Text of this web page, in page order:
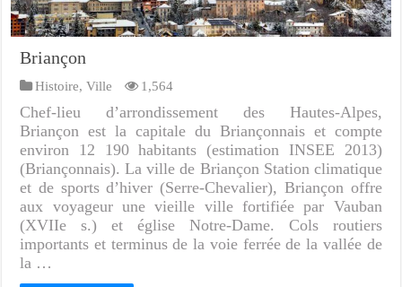
Briançon
Histoire,Ville 1,564
Chef-lieu d’arrondissement des Hautes-Alpes,
Briançon est la capitale du Briançonnais et compte
environ 12 190 habitants (estimation INSEE 2013)
(Briançonnais). La ville de Briançon Station climatique
et de sports d’hiver (Serre-Chevalier), Briançon offre
aux voyageur une vieille ville fortifiée par Vauban
(XVIIe s.) et église Notre-Dame. Cols routiers
importants et terminus de la voie ferrée de la vallée de
la …